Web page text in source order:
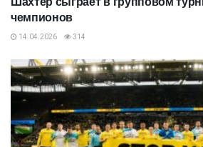
чемпионов
14.04.2026 314